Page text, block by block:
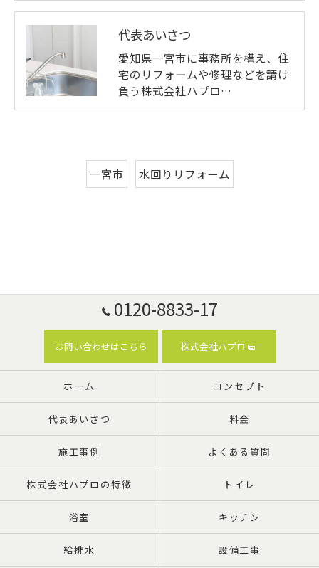
代表あいさつ
愛知県一宮市に事務所を構え、住
宅のリフォームや修理などを請け
負う株式会社ハプロ…
一宮市 水回りリフォーム
0120-8833-17
お問い合わせはこちら 株式会社ハプロ
ホーム コンセプト
代表あいさつ 料金
施工事例 よくある質問
株式会社ハプロの特徴 トイレ
浴室 キッチン
給排水 設備工事